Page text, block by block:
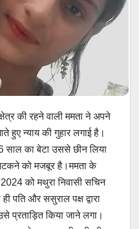
की रहने वाली ममता ने अपने
हुए न्याय की गुहार लगाई है।
साल का बेटा उससे छीन लिया
को मजबूर है।ममता के
को मथुरा निवासी सचिन
पति और ससुराल पक्ष द्वारा
प्रताड़ित किया जाने लगा।